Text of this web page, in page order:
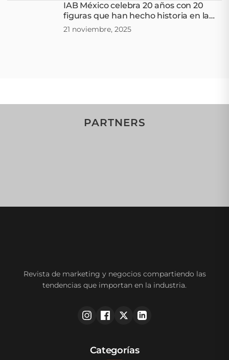
IAB México celebra 20 años con 20
figuras que han hecho historia en la
industria publicitaria digital
21 noviembre, 2025
PARTNERS
Revista de marketing y negocios compartiendo las
tendencias que importan en la industria.
Categorías